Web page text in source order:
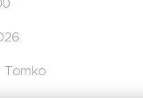
Tomko